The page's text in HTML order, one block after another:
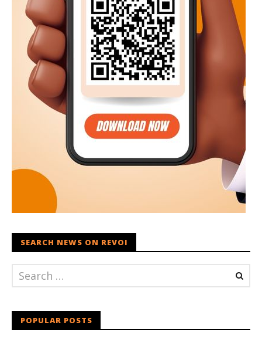
SEARCH NEWS ON REVOI
POPULAR POSTS